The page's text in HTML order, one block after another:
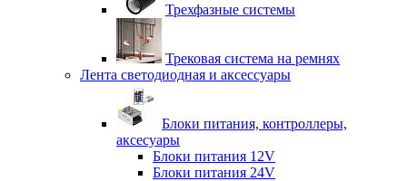
Трехфазные системы
Трековая система на ремнях
Лента светодиодная и аксессуары
Блоки питания, контроллеры,
аксесуары
Блоки питания 12V
Блоки питания 24V